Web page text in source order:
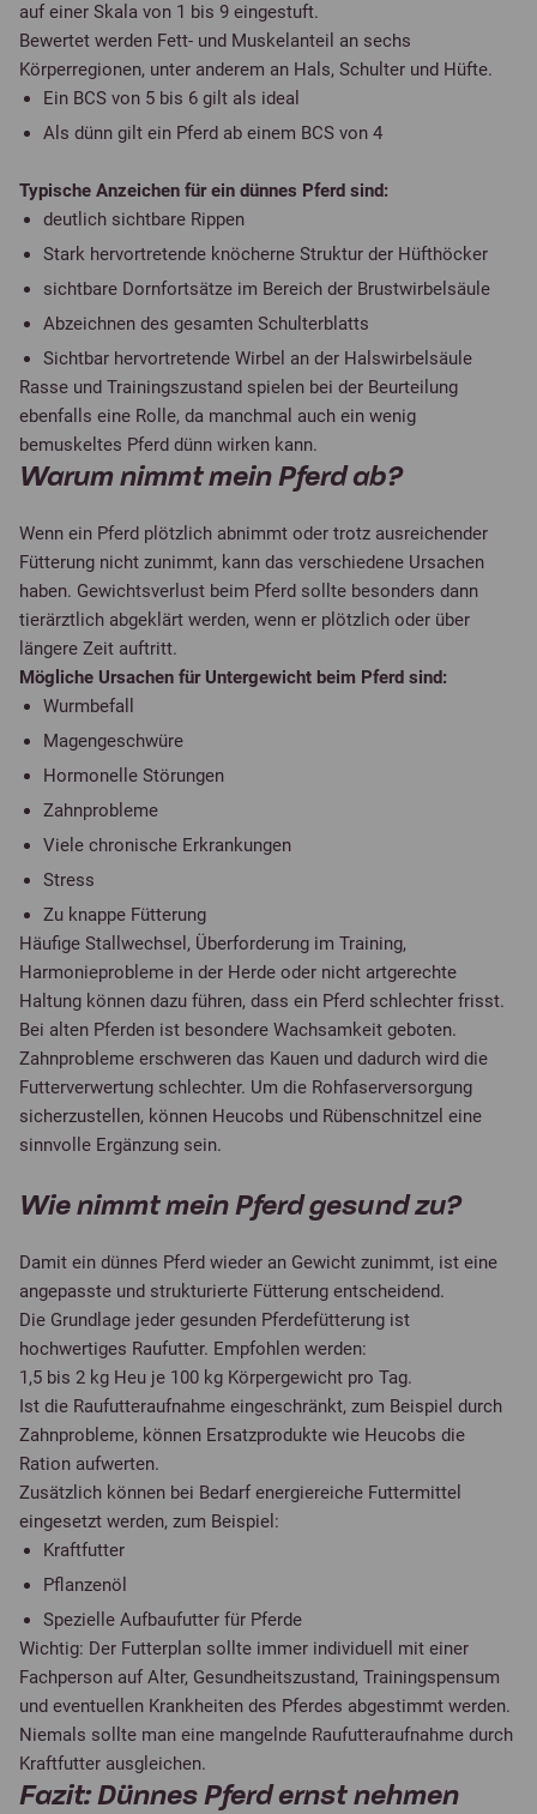
auf einer Skala von 1 bis 9 eingestuft.
Bewertet werden Fett- und Muskelanteil an sechs
Körperregionen, unter anderem an Hals, Schulter und Hüfte.
Ein BCS von 5 bis 6 gilt als ideal
Als dünn gilt ein Pferd ab einem BCS von 4
Typische Anzeichen für ein dünnes Pferd sind:
deutlich sichtbare Rippen
Stark hervortretende knöcherne Struktur der Hüfthöcker
sichtbare Dornfortsätze im Bereich der Brustwirbelsäule
Abzeichnen des gesamten Schulterblatts
Sichtbar hervortretende Wirbel an der Halswirbelsäule
Rasse und Trainingszustand spielen bei der Beurteilung
ebenfalls eine Rolle, da manchmal auch ein wenig
bemuskeltes Pferd dünn wirken kann.
Warum nimmt mein Pferd ab?
Wenn ein Pferd plötzlich abnimmt oder trotz ausreichender
Fütterung nicht zunimmt, kann das verschiedene Ursachen
haben. Gewichtsverlust beim Pferd sollte besonders dann
tierärztlich abgeklärt werden, wenn er plötzlich oder über
längere Zeit auftritt.
Mögliche Ursachen für Untergewicht beim Pferd sind:
Wurmbefall
Magengeschwüre
Hormonelle Störungen
Zahnprobleme
Viele chronische Erkrankungen
Stress
Zu knappe Fütterung
Häufige Stallwechsel, Überforderung im Training,
Harmonieprobleme in der Herde oder nicht artgerechte
Haltung können dazu führen, dass ein Pferd schlechter frisst.
Bei alten Pferden ist besondere Wachsamkeit geboten.
Zahnprobleme erschweren das Kauen und dadurch wird die
Futterverwertung schlechter. Um die Rohfaserversorgung
sicherzustellen, können Heucobs und Rübenschnitzel eine
sinnvolle Ergänzung sein.
Wie nimmt mein Pferd gesund zu?
Damit ein dünnes Pferd wieder an Gewicht zunimmt, ist eine
angepasste und strukturierte Fütterung entscheidend.
Die Grundlage jeder gesunden Pferdefütterung ist
hochwertiges Raufutter. Empfohlen werden:
1,5 bis 2 kg Heu je 100 kg Körpergewicht pro Tag.
Ist die Raufutteraufnahme eingeschränkt, zum Beispiel durch
Zahnprobleme, können Ersatzprodukte wie Heucobs die
Ration aufwerten.
Zusätzlich können bei Bedarf energiereiche Futtermittel
eingesetzt werden, zum Beispiel:
Kraftfutter
Pflanzenöl
Spezielle Aufbaufutter für Pferde
Wichtig: Der Futterplan sollte immer individuell mit einer
Fachperson auf Alter, Gesundheitszustand, Trainingspensum
und eventuellen Krankheiten des Pferdes abgestimmt werden.
Niemals sollte man eine mangelnde Raufutteraufnahme durch
Kraftfutter ausgleichen.
Fazit: Dünnes Pferd ernst nehmen